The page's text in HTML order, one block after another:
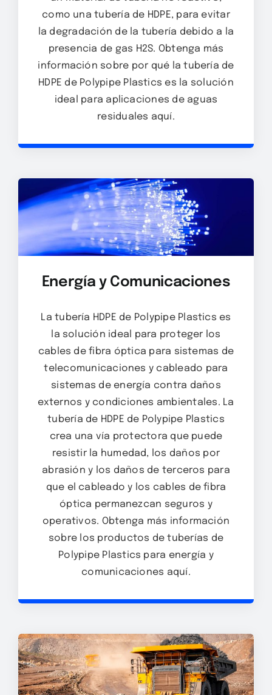
como una tubería de HDPE, para evitar
la degradación de la tubería debido a la
presencia de gas H2S. Obtenga más
información sobre por qué la tubería de
HDPE de Polypipe Plastics es la solución
ideal para aplicaciones de aguas
residuales aquí.
Energía y Comunicaciones
La tubería HDPE de Polypipe Plastics es
la solución ideal para proteger los
cables de fibra óptica para sistemas de
telecomunicaciones y cableado para
sistemas de energía contra daños
externos y condiciones ambientales. La
tubería de HDPE de Polypipe Plastics
crea una vía protectora que puede
resistir la humedad, los daños por
abrasión y los daños de terceros para
que el cableado y los cables de fibra
óptica permanezcan seguros y
operativos. Obtenga más información
sobre los productos de tuberías de
Polypipe Plastics para energía y
comunicaciones aquí.